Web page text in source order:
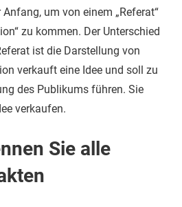
um von einem „Referat“
zu kommen. Der Unterschied
ist die Darstellung von
verkauft eine Idee und soll zu
des Publikums führen. Sie
verkaufen.
Sie alle